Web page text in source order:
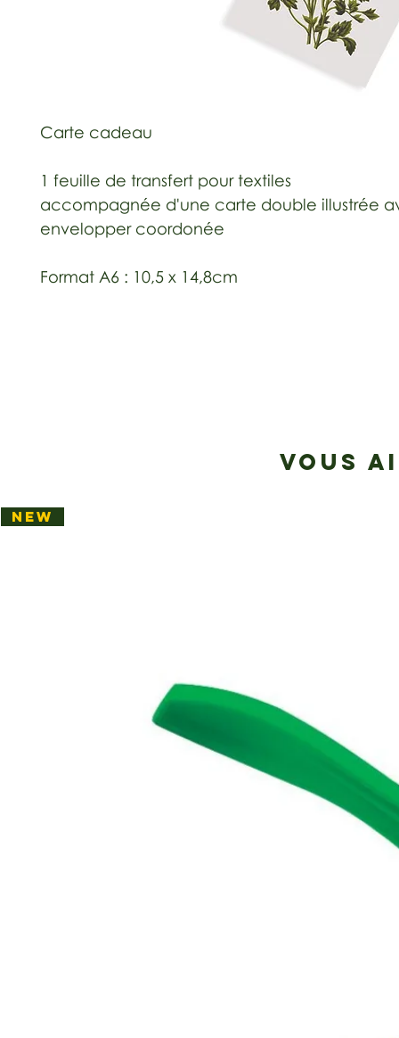
Carte cadeau
1 feuille de transfert pour textiles
accompagnée d'une carte double illustrée
envelopper coordonée
Format A6 : 10,5 x 14,8cm
VOUS
NEW